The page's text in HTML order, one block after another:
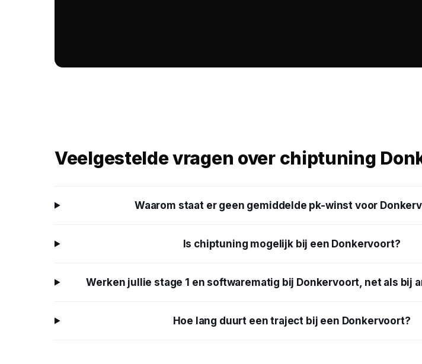
Veelgestelde vragen over chiptuning
Waarom staat er geen gemiddelde pk-winst voor
Is chiptuning mogelijk bij een Donkervoort?
Werken jullie stage 1 en softwarematig bij Donkervoort, net als bij
Hoe lang duurt een traject bij een Donkervoort?